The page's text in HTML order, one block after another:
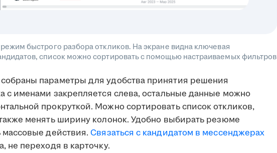
быстрого разбора откликов. На экране видна ключевая
список можно сортировать с помощью настраиваемых фильтров
параметры для удобства принятия решения
с именами закрепляется слева, остальные данные можно
прокруткой. Можно сортировать список откликов,
менять ширину колонок. Удобно выбирать резюме
действия. Связаться с кандидатом в мессенджерах
не переходя в карточку.